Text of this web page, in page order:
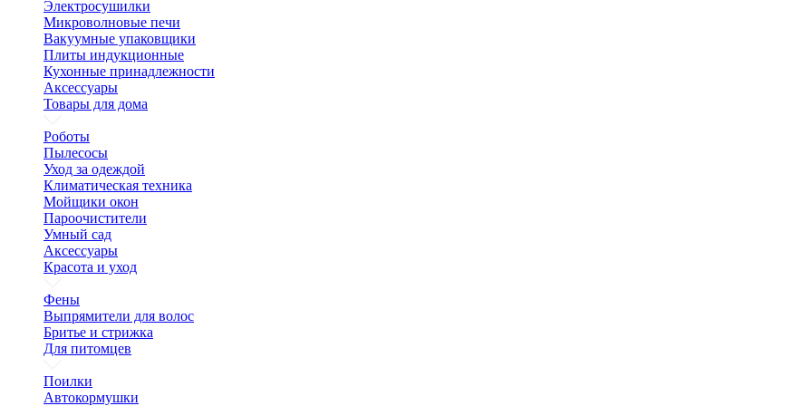
Электросушилки
Микроволновые печи
Вакуумные упаковщики
Плиты индукционные
Кухонные принадлежности
Аксессуары
Товары для дома
Роботы
Пылесосы
Уход за одеждой
Климатическая техника
Мойщики окон
Пароочистители
Умный сад
Аксессуары
Красота и уход
Фены
Выпрямители для волос
Бритье и стрижка
Для питомцев
Поилки
Автокормушки